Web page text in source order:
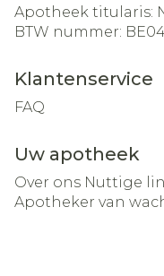
Apotheek titularis:
BTW nummer:
Klantenservice
FAQ
Uw apotheek
Over ons Nuttige
Apotheker van